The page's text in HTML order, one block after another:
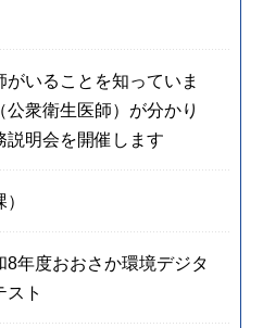
いることを知っていま
衆衛生医師）が分かり
説明会を開催します
8年度おおさか環境デジタ
スト